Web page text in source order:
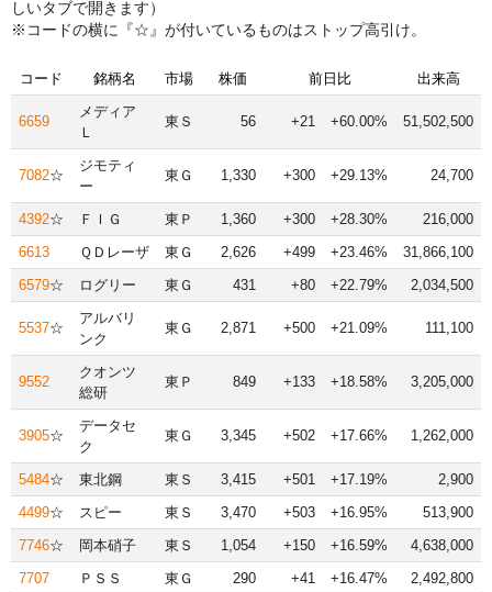
しいタブで開きます）
※コードの横に『☆』が付いているものはストップ高引け。
コード 銘柄名 市場 株価 前日比 出来高
6659
メディア
Ｌ
東Ｓ 56 +21 +60.00% 51,502,500
7082☆
ジモティ
ー
東Ｇ 1,330 +300 +29.13% 24,700
4392☆ ＦＩＧ 東Ｐ 1,360 +300 +28.30%
216,000
6613
ＱＤレーザ 東Ｇ 2,626 +499 +23.46%
31,866,100
6579☆ ログリー 東Ｇ 431 +80 +22.79% 2,034,500
5537☆
アルバリ
ンク
東Ｇ 2,871 +500 +21.09% 111,100
9552
クオンツ
総研
東Ｐ 849 +133 +18.58% 3,205,000
3905☆
データセ
ク
東Ｇ 3,345 +502 +17.66% 1,262,000
5484☆ 東北鋼 東Ｓ 3,415 +501 +17.19%
2,900
4499☆ スピー 東Ｓ 3,470 +503 +16.95%
513,900
7746☆ 岡本硝子 東Ｓ 1,054 +150 +16.59%
4,638,000
7707
ＰＳＳ 東Ｇ 290 +41 +16.47% 2,492,800